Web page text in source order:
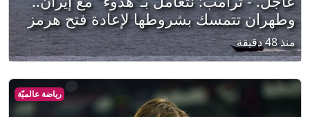
وطهران تتمسك بشروطها لإعادة فتح هرمز
منذ 48 دقيقة
رياضة عالميّة